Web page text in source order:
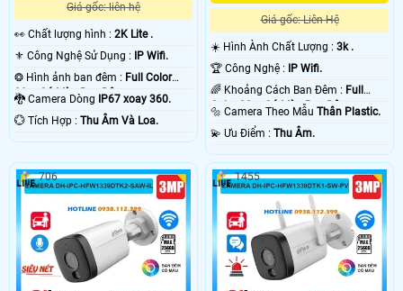
Giá gốc: liên hệ
️👀 Chất lượng hình : 2K Lite .
⚜️ Công Nghệ Sử Dụng :
IP Wifi.
❂ Hình ảnh ban đêm : Full Color
30m Có Màu Ban Ðêm.
🐉️ Camera Dòng
IP67 xoay 360.
️💮 Tích Hợp : Thu Âm Và Loa.
Giá gốc: Liên Hệ
☀️ Hình Ành Chất Lượng :3k .
🏆 Công Nghệ :
IP Wifi.
🌈 Khoảng Cách Ban Đêm : Full
Color 30m Có Màu Ban Ðêm.
🔩 Camera Theo MẫuThân Plastic.
️💫 Ưu Điểm :Thu Âm.
706 1455